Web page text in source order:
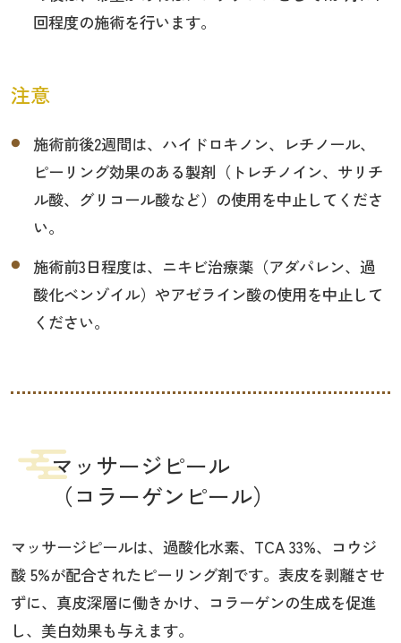
回程度の施術を行います。
注意
施術前後2週間は、ハイドロキノン、レチノール、
ピーリング効果のある製剤（トレチノイン、サリチ
ル酸、グリコール酸など）の使用を中止してくださ
い。
施術前3日程度は、ニキビ治療薬（アダパレン、過
酸化ベンゾイル）やアゼライン酸の使用を中止して
ください。
マッサージピール
（コラーゲンピール）
マッサージピールは、過酸化水素、TCA 33%、コウジ
酸 5%が配合されたピーリング剤です。表皮を剥離させ
ずに、真皮深層に働きかけ、コラーゲンの生成を促進
し、美白効果も与えます。